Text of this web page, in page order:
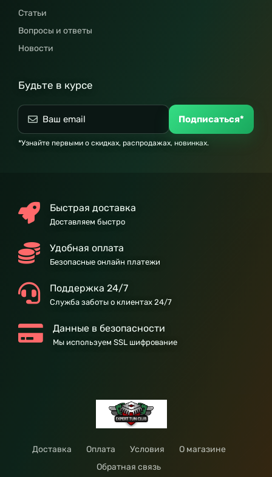
Статьи
Вопросы и ответы
Новости
Будьте в курсе
Подписаться*
*Узнайте первыми о скидках, распродажах, новинках.
Быстрая доставка
Доставляем быстро
Удобная оплата
Безопасные онлайн платежи
Поддержка 24/7
Служба заботы о клиентах 24/7
Данные в безопасности
Мы используем SSL шифрование
Доставка Оплата Условия
О магазине
Обратная связь